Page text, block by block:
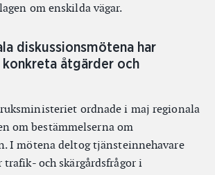
om enskilda vägar.
diskussionsmötena har
konkreta åtgärder och
ordnade i maj regionala
om bestämmelserna om
I mötena deltog tjänsteinnehavare
trafik- och skärgårdsfrågor i